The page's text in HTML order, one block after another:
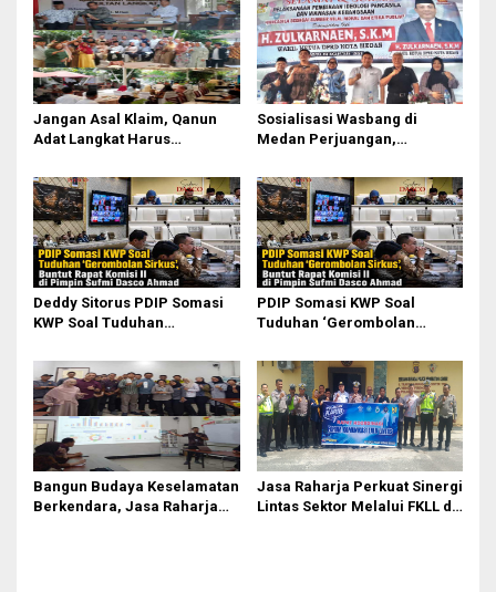
Jangan Asal Klaim, Qanun
Adat Langkat Harus
Ilmiah
Sosialisasi Wasbang di
Medan Perjuangan,
Perjuangkan Ruang Bermain
Anak
Deddy Sitorus PDIP Somasi
KWP Soal Tuduhan
Rapat Komisi II Dipimpin
Sufmi Dasco Ahmad
PDIP Somasi KWP Soal
Tuduhan ‘Gerombolan
II Dipimpin Sufmi Dasco
Ahmad
Bangun Budaya Keselamatan
Berkendara, Jasa Raharja
Jasa Raharja Perkuat Sinergi
Lintas Sektor Melalui FKLL di